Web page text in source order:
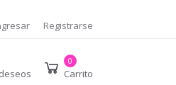
Registrarse
0
Carrito